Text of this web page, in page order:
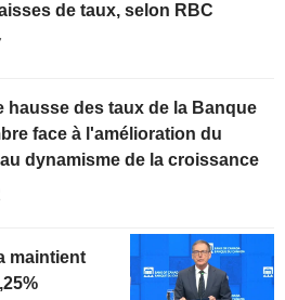
de taux, selon RBC
hausse des taux de la Banque
face à l'amélioration du
dynamisme de la croissance
maintient